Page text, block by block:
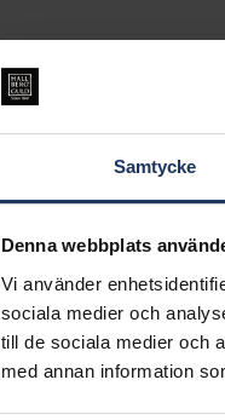
Samtycke
Denna webbplats
Vi använder
sociala medier och
till de sociala medier och
med annan information